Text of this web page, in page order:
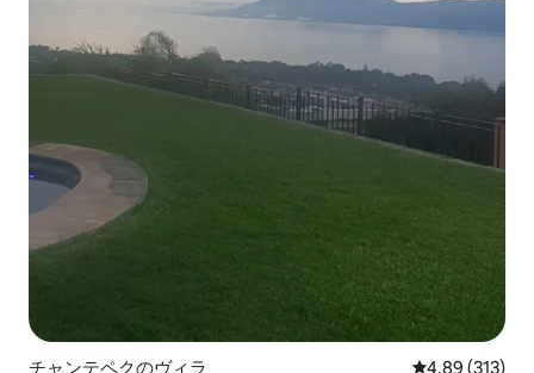
チャンテペクのヴィラ レビュー313
4.89 (313)